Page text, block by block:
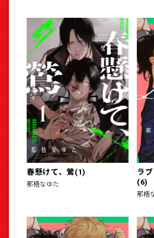
春懸けて、鶯(1)
那梧なゆた
ラ
(6)
那梧